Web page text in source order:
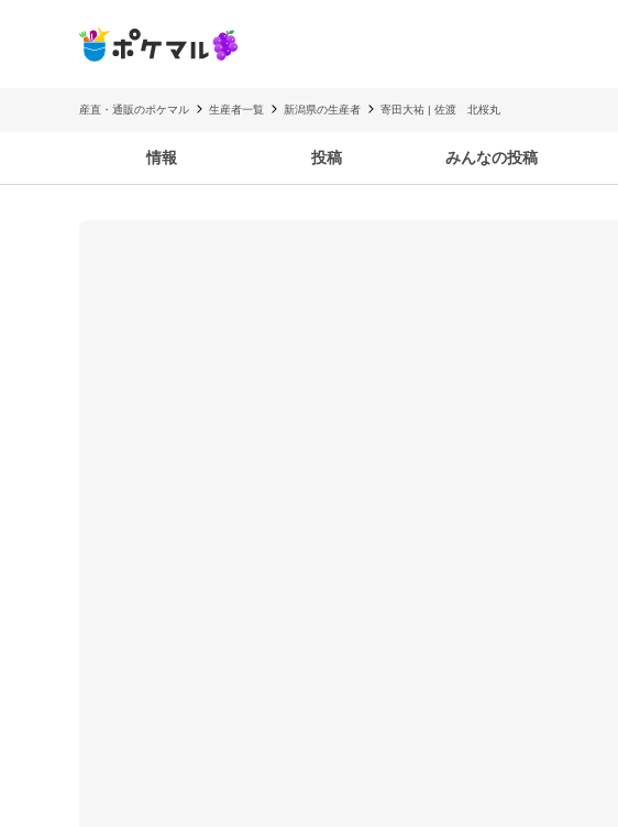
産直・通販のポケマル 生産者一覧 新潟県の生産者 寄田大祐 | 佐渡 北桜丸
情報 投稿 みんなの投稿